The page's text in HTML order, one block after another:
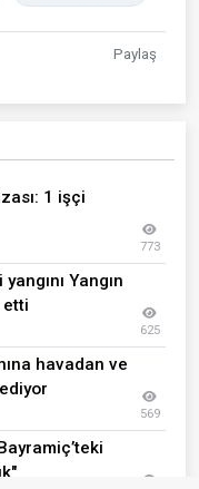
Paylaş
1 işçi
773
Yangın
etti
625
havadan ve
569